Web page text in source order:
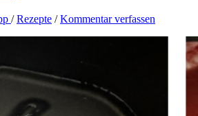
/Rezepte /Kommentar verfassen